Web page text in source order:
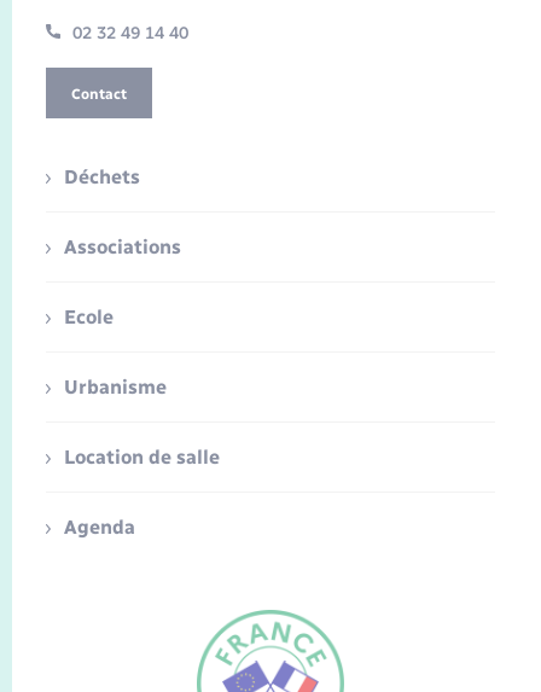
02 32 49 14 40
Contact
Déchets
Associations
Ecole
Urbanisme
Location de salle
Agenda